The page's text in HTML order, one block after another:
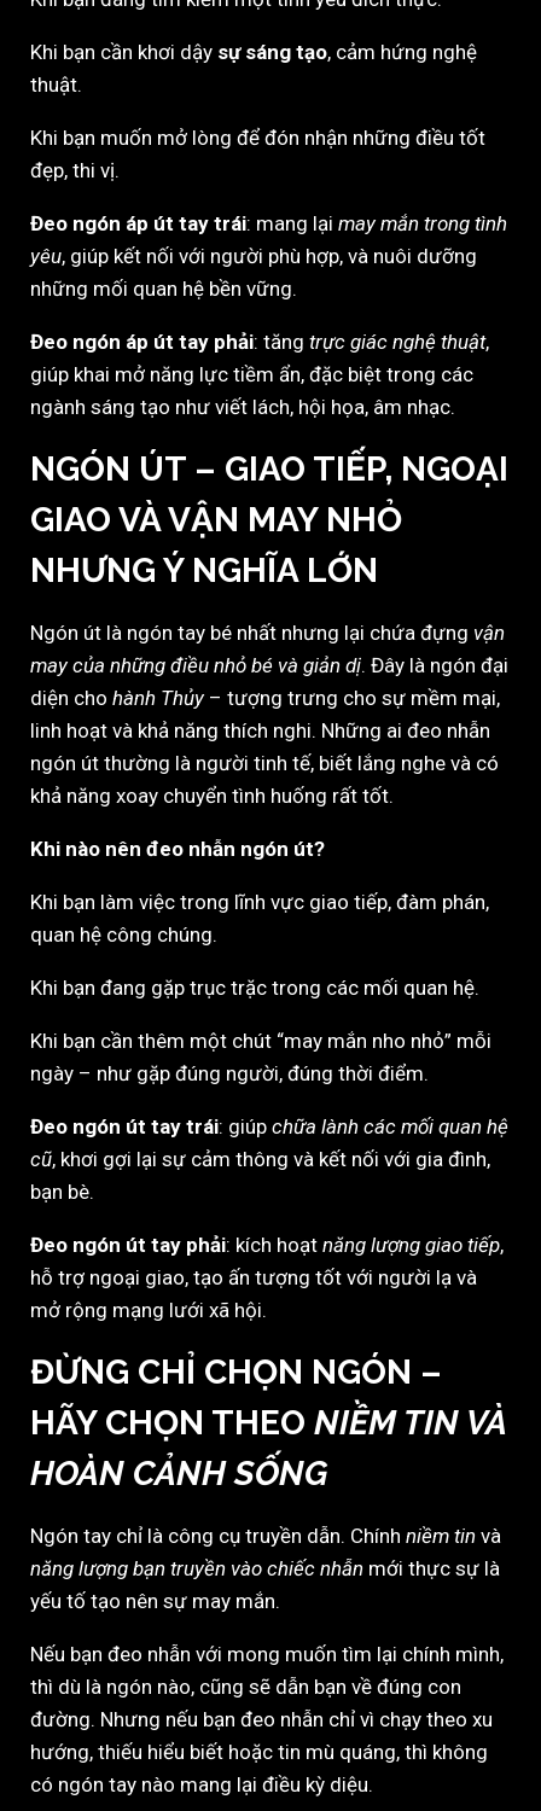
Khi bạn cần khơi dậy sự sáng tạo, cảm hứng nghệ
thuật.
Khi bạn muốn mở lòng để đón nhận những điều tốt
đẹp, thi vị.
Đeo ngón áp út tay trái: mang lại may mắn trong tình
yêu, giúp kết nối với người phù hợp, và nuôi dưỡng
những mối quan hệ bền vững.
Đeo ngón áp út tay phải: tăng trực giác nghệ thuật,
giúp khai mở năng lực tiềm ẩn, đặc biệt trong các
ngành sáng tạo như viết lách, hội họa, âm nhạc.
NGÓN ÚT – GIAO TIẾP, NGOẠI
GIAO VÀ VẬN MAY NHỎ
NHƯNG Ý NGHĨA LỚN
Ngón út là ngón tay bé nhất nhưng lại chứa đựng vận
may của những điều nhỏ bé và giản dị. Đây là ngón đại
diện cho hành Thủy– tượng trưng cho sự mềm mại,
linh hoạt và khả năng thích nghi. Những ai đeo nhẫn
ngón út thường là người tinh tế, biết lắng nghe và có
khả năng xoay chuyển tình huống rất tốt.
Khi nào nên đeo nhẫn ngón út?
Khi bạn làm việc trong lĩnh vực giao tiếp, đàm phán,
quan hệ công chúng.
Khi bạn đang gặp trục trặc trong các mối quan hệ.
Khi bạn cần thêm một chút “may mắn nho nhỏ” mỗi
ngày – như gặp đúng người, đúng thời điểm.
Đeo ngón út tay trái: giúp chữa lành các mối quan hệ
cũ, khơi gợi lại sự cảm thông và kết nối với gia đình,
bạn bè.
Đeo ngón út tay phải: kích hoạt năng lượng giao tiếp,
hỗ trợ ngoại giao, tạo ấn tượng tốt với người lạ và
mở rộng mạng lưới xã hội.
ĐỪNG CHỈ CHỌN NGÓN –
HÃY CHỌN THEO NIỀM TIN VÀ
HOÀN CẢNH SỐNG
Ngón tay chỉ là công cụ truyền dẫn. Chính niềm tin và
năng lượng bạn truyền vào chiếc nhẫn mới thực sự là
yếu tố tạo nên sự may mắn.
Nếu bạn đeo nhẫn với mong muốn tìm lại chính mình,
thì dù là ngón nào, cũng sẽ dẫn bạn về đúng con
đường. Nhưng nếu bạn đeo nhẫn chỉ vì chạy theo xu
hướng, thiếu hiểu biết hoặc tin mù quáng, thì không
có ngón tay nào mang lại điều kỳ diệu.